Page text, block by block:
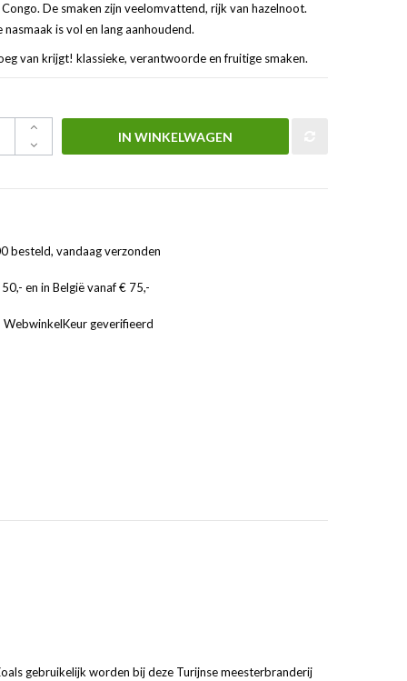
Congo. De smaken zijn veelomvattend, rijk van hazelnoot.
is vol en lang aanhoudend.
van krijgt! klassieke, verantwoorde en fruitige smaken.
IN WINKELWAGEN
besteld, vandaag verzonden
en in België vanaf € 75,-
WebwinkelKeur geverifieerd
gebruikelijk worden bij deze Turijnse meesterbranderij